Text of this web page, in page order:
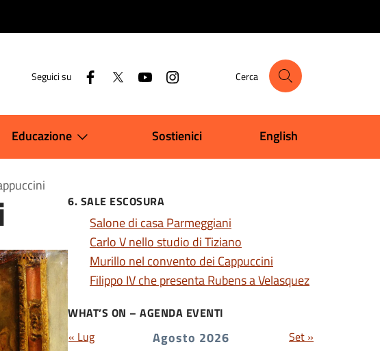
Seguici su Cerca
Educazione Sostienici English
6. SALE ESCOSURA
Salone di casa Parmeggiani
Carlo V nello studio di Tiziano
Murillo nel convento dei Cappuccini
Filippo IV che presenta Rubens a Velasquez
WHAT’S ON – AGENDA EVENTI
Agosto 2026
« Lug Set »